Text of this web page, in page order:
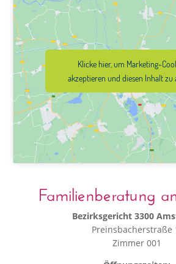
Klicke hier, um Marketing-
akzeptieren und diesen Inhalt zu
Familienberatung
Bezirksgericht 3300
Preinsbacherstraße
Zimmer 001